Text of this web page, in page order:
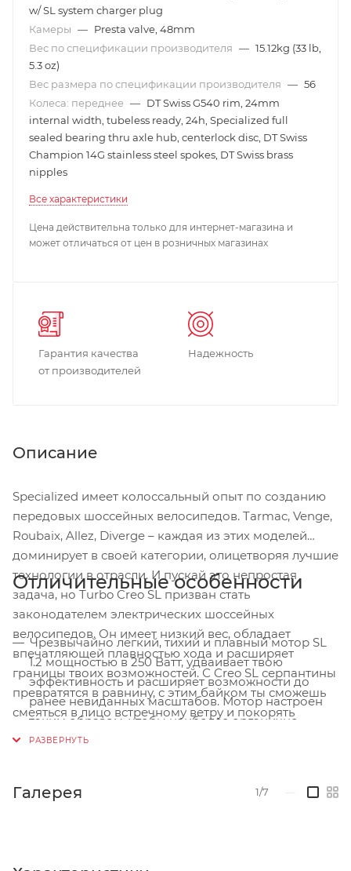
w/ SL system charger plug
Камеры — Presta valve, 48mm
Вес по спецификации производителя — 15.12kg (33 lb,
5.3 oz)
Вес размера по спецификации производителя — 56
Колеса: переднее — DT Swiss G540 rim, 24mm
internal width, tubeless ready, 24h, Specialized full
sealed bearing thru axle hub, centerlock disc, DT Swiss
Champion 14G stainless steel spokes, DT Swiss brass
nipples
Все характеристики
Цена действительна только для интернет-магазина и
может отличаться от цен в розничных магазинах
Гарантия качества
от производителей
Надежность
Описание
Specialized имеет колоссальный опыт по созданию
передовых шоссейных велосипедов. Tarmac, Venge,
Roubaix, Allez, Diverge – каждая из этих моделей
доминирует в своей категории, олицетворяя лучшие
технологии в отрасли. И пускай это непростая
задача, но Turbo Creo SL призван стать
законодателем электрических шоссейных
велосипедов. Он имеет низкий вес, обладает
впечатляющей плавностью хода и расширяет
границы твоих возможностей. С Creo SL серпантины
превратятся в равнину, с этим байком ты сможешь
смеяться в лицо встречному ветру и покорять
Отличительные особенности
Чрезвычайно лёгкий, тихий и плавный мотор SL
1.2 мощностью в 250 Ватт, удваивает твою
эффективность и расширяет возможности до
ранее невиданных масштабов. Мотор настроен
таким образом, чтобы наиболее органично
подстраиваться под твой ритм и не создавать
Беспокоишься о батарее? Не стоит! Внутренняя
батарея имеет запас хода 128 км. С Creo SL
Галерея 1/7